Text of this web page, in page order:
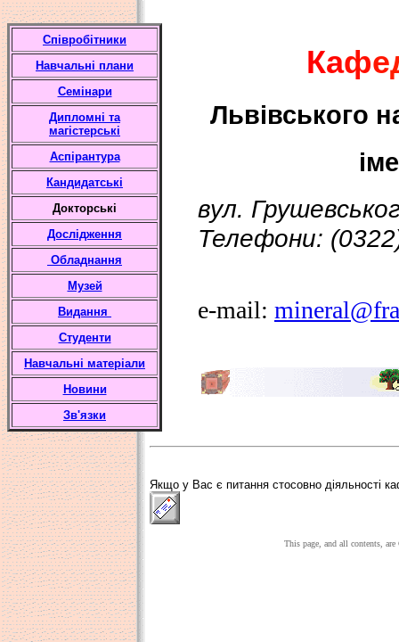
Співробітники
Навчальні плани
Семінари
Дипломні та
магістерські
Аспірантура
Кандидатські
Докторські
Дослідження
Обладнання
Музей
Видання
Студенти
Навчальні матеріали
Новини
Зв'язки
Кафе
Львівського
вул.
Телефони:
e-mail:
Якщо у Вас є питання стосовно діяльності
This page, and all contents,